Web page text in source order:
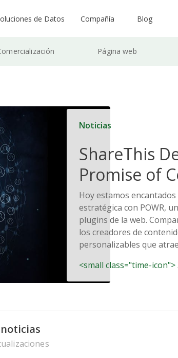
de Datos Compañía Blog
Página web
Noticias
ShareThis
Promise of
Solutions
Hoy estamos
estratégica con POWR,
plugins de la web.
los creadores de
personalizables que
<small class="time-